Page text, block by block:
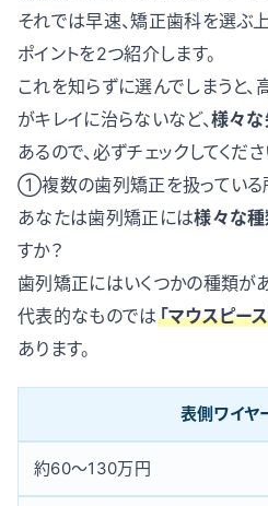
それでは早速、矯正歯科を選ぶ
ポイントを2つ紹介します。
これを知らずに選んでしまうと
がキレイに治らないなど、様々な
あるので、必ずチェックしてくださ
①複数の歯列矯正を扱っている
あなたは歯列矯正には様々な
すか？
歯列矯正にはいくつかの種類があ
代表的なものでは「マウスピー
あります。
表側ワイヤ
約60〜130万円